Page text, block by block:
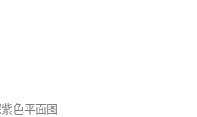
色平面图